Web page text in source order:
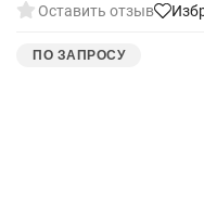
Оставить отзыв
ПО ЗАПРОСУ